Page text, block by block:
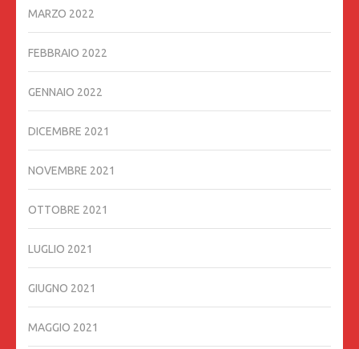
MARZO 2022
FEBBRAIO 2022
GENNAIO 2022
DICEMBRE 2021
NOVEMBRE 2021
OTTOBRE 2021
LUGLIO 2021
GIUGNO 2021
MAGGIO 2021